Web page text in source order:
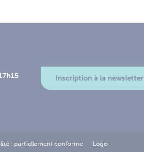
Inscription à la newsletter
: partiellement conforme Logo